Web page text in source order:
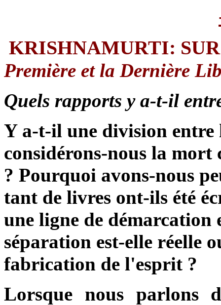
KRISHNAMURTI:
Première et la Dernière
Quels rapports y a-t-il
Y a-t-il une division
considérons-nous la mort
? Pourquoi avons-nous
tant de livres ont-ils été
une ligne de
séparation est-elle réelle
fabrication de l'esprit ?
Lorsque nous parlons